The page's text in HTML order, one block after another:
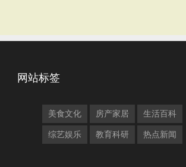
网站标签
美食文化 房产家居 生活百科
综艺娱乐 教育科研 热点新闻